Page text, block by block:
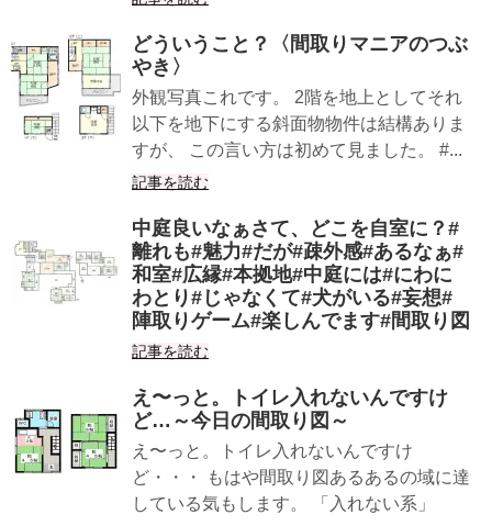
どういうこと？〈間取りマニアのつぶ
やき〉
外観写真これです。 2階を地上としてそれ
以下を地下にする斜面物物件は結構ありま
すが、 この言い方は初めて見ました。 #...
記事を読む
中庭良いなぁさて、どこを自室に？#
離れも#魅力#だが#疎外感#あるなぁ#
和室#広縁#本拠地#中庭には#にわに
わとり#じゃなくて#犬がいる#妄想#
陣取りゲーム#楽しんでます#間取り図
記事を読む
え〜っと。トイレ入れないんですけ
ど…～今日の間取り図～
え〜っと。トイレ入れないんですけ
ど・・・ もはや間取り図あるあるの域に達
している気もします。 「入れない系」